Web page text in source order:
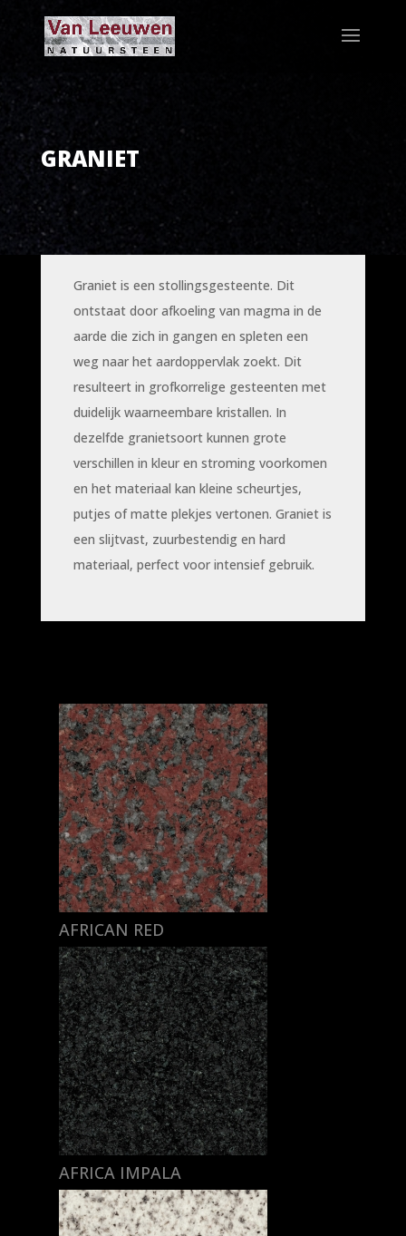
GRANIET
Graniet is een stollingsgesteente. Dit
ontstaat door afkoeling van magma in de
aarde die zich in gangen en spleten een
weg naar het aardoppervlak zoekt. Dit
resulteert in grofkorrelige gesteenten met
duidelijk waarneembare kristallen. In
dezelfde granietsoort kunnen grote
verschillen in kleur en stroming voorkomen
en het materiaal kan kleine scheurtjes,
putjes of matte plekjes vertonen. Graniet is
een slijtvast, zuurbestendig en hard
materiaal, perfect voor intensief gebruik.
AFRICAN RED
AFRICA IMPALA